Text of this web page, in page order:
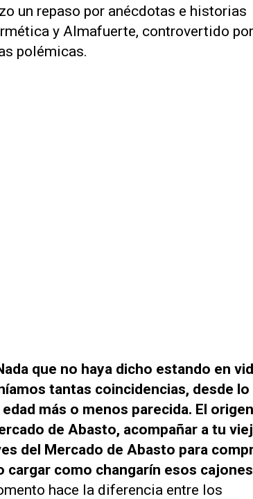
un repaso por anécdotas e historias
y Almafuerte, controvertido por
polémicas.
que no haya dicho estando en
tantas coincidencias, desde lo
más o menos parecida. El
de Abasto, acompañar a tu
del Mercado de Abasto para
cargar como changarín esos cajones
hace la diferencia entre los